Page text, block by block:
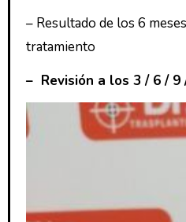
– Resultado de los 6
tratamiento
– Revisión a los 3 / 6 / 9